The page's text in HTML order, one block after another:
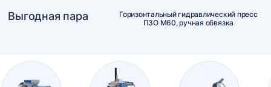
Выгодная пара
Горизонтальный гидравлический пресс
ПЗО М60, ручная обвязка